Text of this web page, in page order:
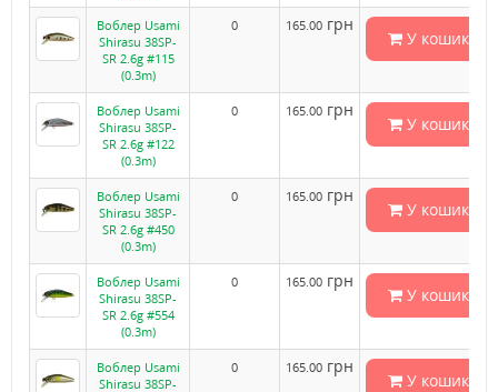
Воблер Usami
Shirasu 38SP-
SR 2.6g #115
(0.3m)
0 165.00 грн
У кошик
Воблер Usami
Shirasu 38SP-
SR 2.6g #122
(0.3m)
0 165.00 грн
У кошик
Воблер Usami
Shirasu 38SP-
SR 2.6g #450
(0.3m)
0 165.00 грн
У кошик
Воблер Usami
Shirasu 38SP-
SR 2.6g #554
(0.3m)
0 165.00 грн
У кошик
Воблер Usami
Shirasu 38SP-
0 165.00 грн
У кошик